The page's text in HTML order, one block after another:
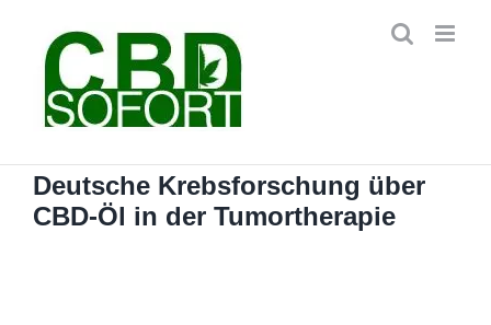
springen
Deutsche Krebsforschung über
CBD-Öl in der Tumortherapie